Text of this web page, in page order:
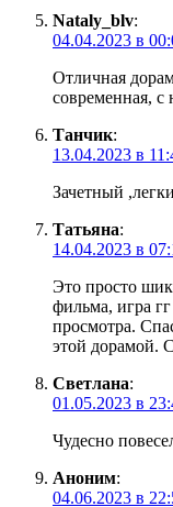
Nataly_blv:
04.04.2023 в
Отличная
современная,
Танчик:
13.04.2023 в
Зачетный
Татьяна:
14.04.2023 в
Это просто
фильма, игра
просмотра.
этой дорамой.
Светлана:
01.05.2023 в
Чудесно
Аноним:
04.06.2023 в